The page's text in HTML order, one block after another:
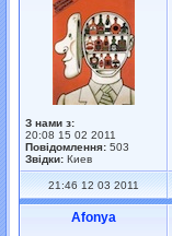
З нами з:
20:08 15 02 2011
Повідомлення: 503
Звідки: Киев
21:46 12 03 2011
Afonya